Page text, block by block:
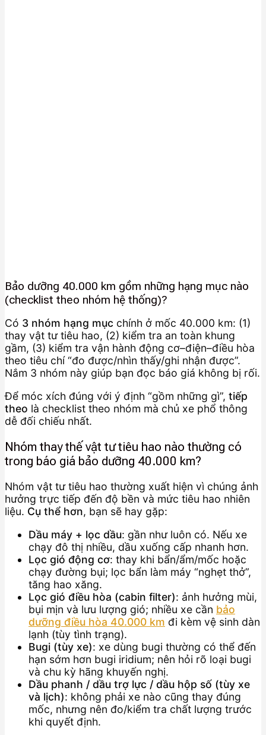
Bảo dưỡng 40.000 km gồm những hạng mục nào
(checklist theo nhóm hệ thống)?
Có 3 nhóm hạng mục chính ở mốc 40.000 km: (1)
thay vật tư tiêu hao, (2) kiểm tra an toàn khung
gầm, (3) kiểm tra vận hành động cơ–điện–điều hòa
theo tiêu chí “đo được/nhìn thấy/ghi nhận được”.
Nắm 3 nhóm này giúp bạn đọc báo giá không bị rối.
Để móc xích đúng với ý định “gồm những gì”, tiếp
theo là checklist theo nhóm mà chủ xe phổ thông
dễ đối chiếu nhất.
Nhóm thay thế vật tư tiêu hao nào thường có
trong báo giá bảo dưỡng 40.000 km?
Nhóm vật tư tiêu hao thường xuất hiện vì chúng ảnh
hưởng trực tiếp đến độ bền và mức tiêu hao nhiên
liệu. Cụ thể hơn, bạn sẽ hay gặp:
Dầu máy + lọc dầu: gần như luôn có. Nếu xe
chạy đô thị nhiều, dầu xuống cấp nhanh hơn.
Lọc gió động cơ: thay khi bẩn/ẩm/mốc hoặc
chạy đường bụi; lọc bẩn làm máy “nghẹt thở”,
tăng hao xăng.
Lọc gió điều hòa (cabin filter): ảnh hưởng mùi,
bụi mịn và lưu lượng gió; nhiều xe cần bảo
dưỡng điều hòa 40.000 km đi kèm vệ sinh dàn
lạnh (tùy tình trạng).
Bugi (tùy xe): xe dùng bugi thường có thể đến
hạn sớm hơn bugi iridium; nên hỏi rõ loại bugi
và chu kỳ hãng khuyến nghị.
Dầu phanh / dầu trợ lực / dầu hộp số (tùy xe
và lịch): không phải xe nào cũng thay đúng
mốc, nhưng nên đo/kiểm tra chất lượng trước
khi quyết định.